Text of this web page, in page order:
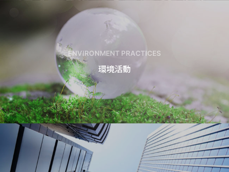
ENVIRONMENT PRACTICES
環境活動